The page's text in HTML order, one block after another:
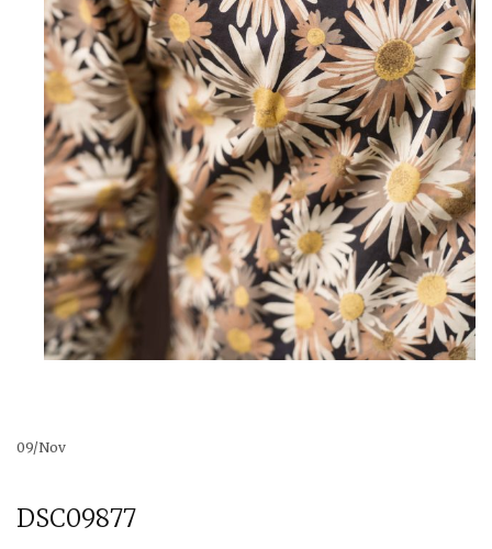
Pulls, Gilets & Vestes
Pyjamas
Blousons, Parkas, Manteaux & Doudounes
ETERNA
MARINE DE SAVOIE
MASSIMO BONI
PIIZONE
PIPOLAKI
SAINT JAMES
09/Nov
DSC09877